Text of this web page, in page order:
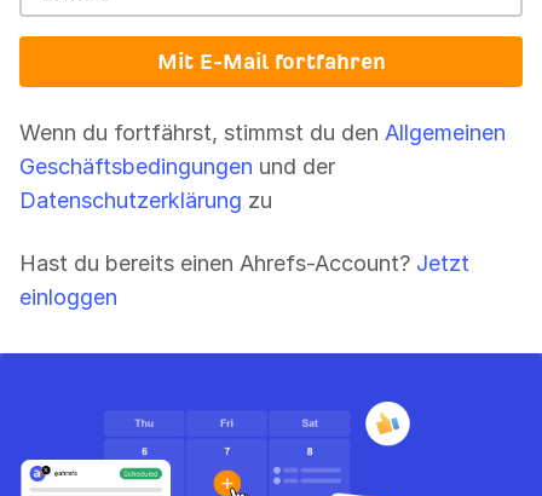
Mit E-Mail fortfahren
Wenn du fortfährst, stimmst du den Allgemeinen
Geschäftsbedingungen und der
Datenschutzerklärung zu
Hast du bereits einen Ahrefs-Account? Jetzt
einloggen